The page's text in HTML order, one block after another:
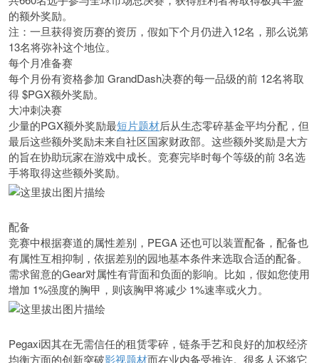
的额外奖励。
注：一旦获得资历赛的资历，假如下个月仍进入12名，那么说第
13名将弥补这个地位。
每个月准备赛
每个月份有资格参加 GrandDash决赛的每一品级的前 12名将取
得 $PGX额外奖励。
大冲刺决赛
少量的PGX额外奖励最短片题材后从生态零碎基金平均分配，但
最后这些额外奖励未来自社区国家财政部。这些额外奖励是大方
的旨在协助玩家在游戏中成长。竞赛完毕时每个等级的前 3名选
手将取得这些额外奖励。
配备
竞赛中根据赛道的属性差别，PEGA 还也可以装置配备，配备也
有属性互相抑制，依据差别的园地基本条件来选取合适的配备。
需求留意的Gear对属性有背面和负面的影响。比如，假如您使用
增加 1%强度的胸甲，则该胸甲将减少 1%速率或火力。
Pegaxi因其在无需信任的租赁零碎，链条手艺和良好的加权经济
均衡方面的创新突破影视题材而在业内备受推许。很多人还将它